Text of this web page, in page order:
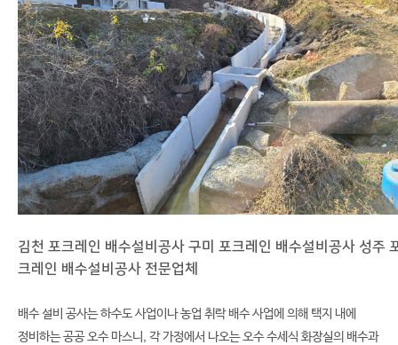
김천 포크레인 배수설비공사 구미 포크레인 배수설비공사 성주
크레인 배수설비공사 전문업체
배수 설비 공사는 하수도 사업이나 농업 취락 배수 사업에 의해 택지 내에
정비하는 공공 오수 마스니, 각 가정에서 나오는 오수 수세식 화장실의 배수과